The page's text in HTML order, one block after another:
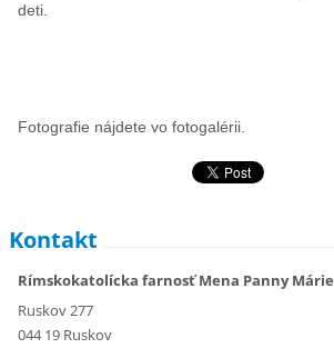
deti.
Fotografie nájdete vo fotogalérii.
Kontakt
Rímskokatolícka farnosť Mena Panny Márie
Ruskov 277
044 19 Ruskov